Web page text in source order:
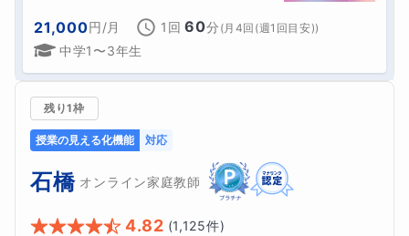
21,000円/月 1回 60分 ( 月4回(週1回目安))
中学1〜3年生
残り1枠
授業の見える化機能 対応
石橋 オンライン家庭教師
4.82 (1,125件)